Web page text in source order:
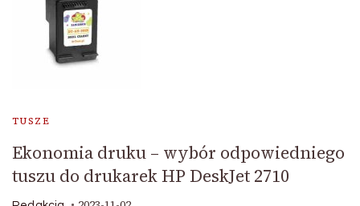
TUSZE
Ekonomia druku – wybór odpowiedniego
tuszu do drukarek HP DeskJet 2710